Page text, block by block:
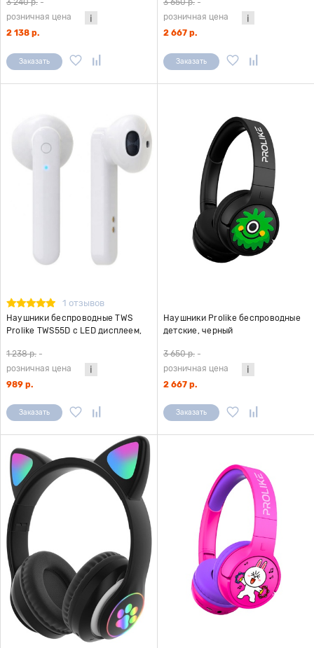
3 240 р. -
розничная цена
2 138 р.
Заказать
3 650 р. -
розничная цена
2 667 р.
Заказать
1 отзывов
Наушники беспроводные TWS
Prolike TWS55D с LED дисплеем,
1 238 р. -
розничная цена
989 р.
Заказать
Наушники Prolike беспроводные
детские, черный
3 650 р. -
розничная цена
2 667 р.
Заказать